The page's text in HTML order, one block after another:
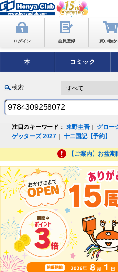
ログイン 会員登録 買い物か
本 コミック
検索
注目のキーワード： 東野圭吾 グロー
ゲッターズ 2027 ｜十二国記【予約】
【ご案内】お盆